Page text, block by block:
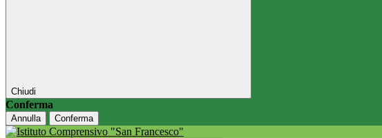
Chiudi
Conferma
Annulla Conferma